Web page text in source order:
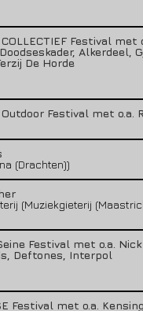
COLLECTIEF Festival met
Alkerdeel,
De Horde
Festival met o.a.
(Drachten))
(Muziekgieterij
Festival met o.a.
Deftones, Interpol
Festival met o.a.